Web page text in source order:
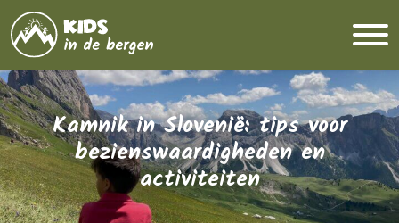
Kamnik in Slovenië: tips voor
bezienswaardigheden en
activiteiten